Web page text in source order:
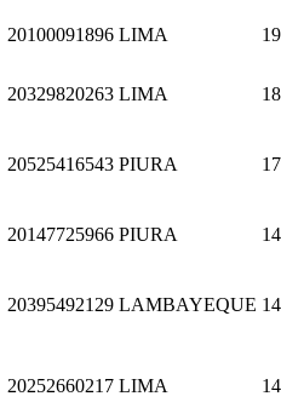
20100091896 LIMA
20329820263 LIMA
20525416543 PIURA
20147725966 PIURA
20395492129 LAMBAYEQUE
20252660217 LIMA